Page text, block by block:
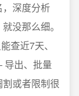
深度分析
没那么细。
查近7天、
导出、批量
或者限制很